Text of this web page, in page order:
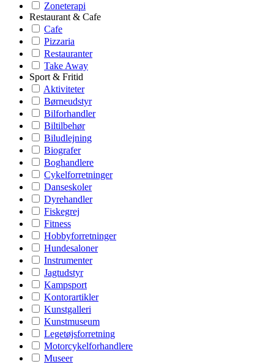
Zoneterapi
Restaurant & Cafe
Cafe
Pizzaria
Restauranter
Take Away
Sport & Fritid
Aktiviteter
Børneudstyr
Bilforhandler
Biltilbehør
Biludlejning
Biografer
Boghandlere
Cykelforretninger
Danseskoler
Dyrehandler
Fiskegrej
Fitness
Hobbyforretninger
Hundesaloner
Instrumenter
Jagtudstyr
Kampsport
Kontorartikler
Kunstgalleri
Kunstmuseum
Legetøjsforretning
Motorcykelforhandlere
Museer